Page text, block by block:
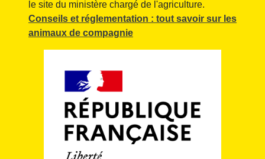
le site du ministère chargé de l'agriculture.
Conseils et réglementation : tout savoir sur les
animaux de compagnie